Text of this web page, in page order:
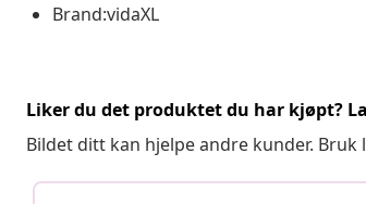
Brand:vidaXL
Liker du det produktet du har kjøpt?
Bildet ditt kan hjelpe andre kunder.